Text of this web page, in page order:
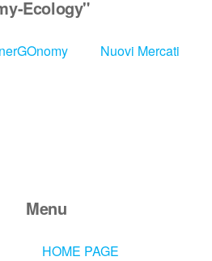
Ecology"
Nuovi Mercati
Menu
HOME PAGE